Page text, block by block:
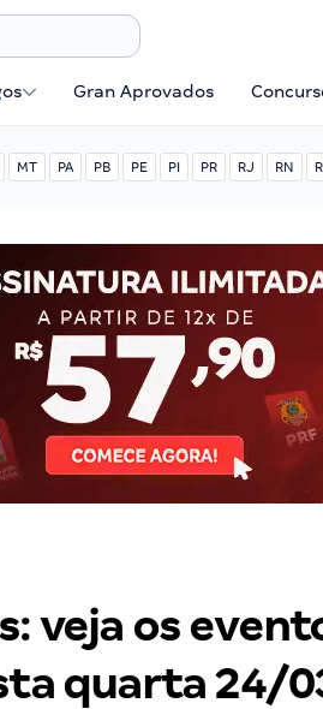
Gran Aprovados
MT PA PB PE PI PR RJ RN
veja os
quarta 24/